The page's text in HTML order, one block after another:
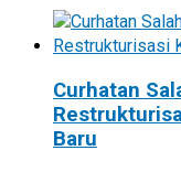
Curhatan
Baru